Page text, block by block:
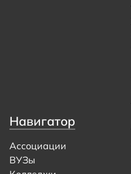
Навигатор
Ассоциации
ВУЗы